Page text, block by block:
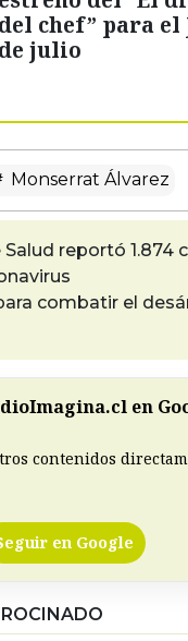
del chef” para el
de julio
Monserrat Álvarez
reportó 1.874
combatir el
en
contenidos
en Google